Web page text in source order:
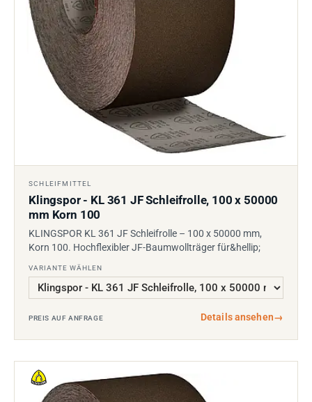
SCHLEIFMITTEL
Klingspor - KL 361 JF Schleifrolle, 100 x 50000
mm Korn 100
KLINGSPOR KL 361 JF Schleifrolle – 100 x 50000 mm,
Korn 100. Hochflexibler JF-Baumwollträger für&hellip;
VARIANTE WÄHLEN
PREIS AUF ANFRAGE Details ansehen→